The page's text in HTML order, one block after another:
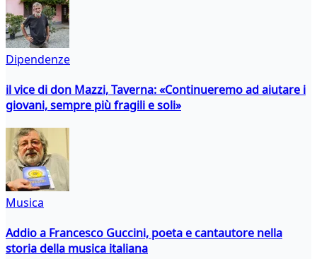
Dipendenze
il vice di don Mazzi, Taverna: «Continueremo ad aiutare i
giovani, sempre più fragili e soli»
Musica
Addio a Francesco Guccini, poeta e cantautore nella
storia della musica italiana